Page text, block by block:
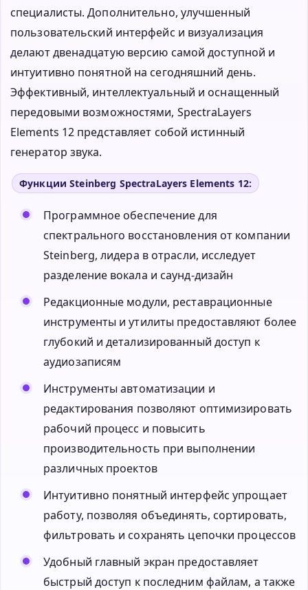
специалисты. Дополнительно, улучшенный
пользовательский интерфейс и визуализация
делают двенадцатую версию самой доступной и
интуитивно понятной на сегодняшний день.
Эффективный, интеллектуальный и оснащенный
передовыми возможностями, SpectraLayers
Elements 12 представляет собой истинный
генератор звука.
Функции Steinberg SpectraLayers Elements 12:
Программное обеспечение для
спектрального восстановления от компании
Steinberg, лидера в отрасли, исследует
разделение вокала и саунд-дизайн
Редакционные модули, реставрационные
инструменты и утилиты предоставляют более
глубокий и детализированный доступ к
аудиозаписям
Инструменты автоматизации и
редактирования позволяют оптимизировать
рабочий процесс и повысить
производительность при выполнении
различных проектов
Интуитивно понятный интерфейс упрощает
работу, позволяя объединять, сортировать,
фильтровать и сохранять цепочки процессов
Удобный главный экран предоставляет
быстрый доступ к последним файлам, а также